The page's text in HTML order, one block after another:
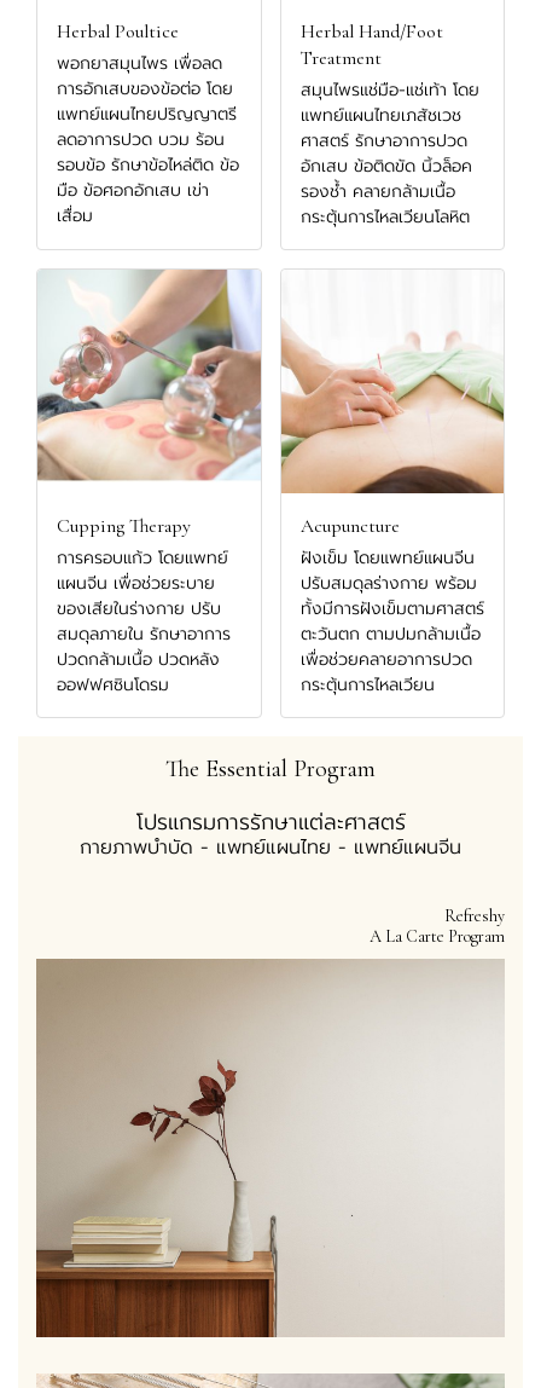
Herbal Poultice
พอกยาสมุนไพร เพื่อลด
การอักเสบของข้อต่อ โดย
แพทย์แผนไทยปริญญาตรี
ลดอาการปวด บวม ร้อน
รอบข้อ รักษาข้อไหล่ติด ข้อ
มือ ข้อศอกอักเสบ เข่า
เสื่อม
Herbal Hand/Foot
Treatment
สมุนไพรแช่มือ-แช่เท้า โดย
แพทย์แผนไทยเภสัชเวช
ศาสตร์ รักษาอาการปวด
อักเสบ ข้อติดขัด นิ้วล็อค
รองช้ำ คลายกล้ามเนื้อ
กระตุ้นการไหลเวียนโลหิต
Cupping Therapy
การครอบแก้ว โดยแพทย์
แผนจีน เพื่อช่วยระบาย
ของเสียในร่างกาย ปรับ
สมดุลภายใน รักษาอาการ
ปวดกล้ามเนื้อ ปวดหลัง
ออฟฟศซินโดรม
Acupuncture
ฝังเข็ม โดยแพทย์แผนจีน
ปรับสมดุลร่างกาย พร้อม
ทั้งมีการฝังเข็มตามศาสตร์
ตะวันตก ตามปมกล้ามเนื้อ
เพื่อช่วยคลายอาการปวด
กระตุ้นการไหลเวียน
The Essential Program
โปรแกรมการรักษาแต่ละศาสตร์
กายภาพบำบัด - แพทย์แผนไทย - แพทย์แผนจีน
Refreshy
A La Carte Program